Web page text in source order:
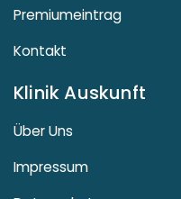
Premiumeintrag
Kontakt
Klinik Auskunft
Über Uns
Impressum